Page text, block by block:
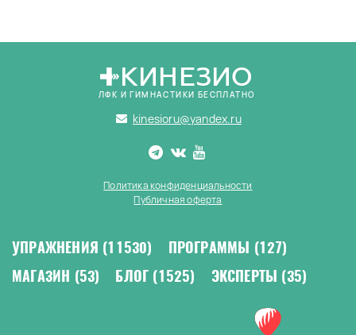
КИНЕЗИО
ЛФК И ГИМНАСТИКИ БЕСПЛАТНО
kinesioru@yandex.ru
Политика конфиденциальности
Публичная оферта
УПРАЖНЕНИЯ (11530) ПРОГРАММЫ (127)
МАГАЗИН (53) БЛОГ (1525) ЭКСПЕРТЫ (35)